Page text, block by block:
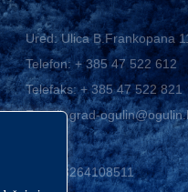
Ured: Ulica B.Frankopana
Telefon:+ 385 47 522 612
Telefaks:+ 385 47 522 821
E-mail:grad-
OIB: 58264108511
IBAN: